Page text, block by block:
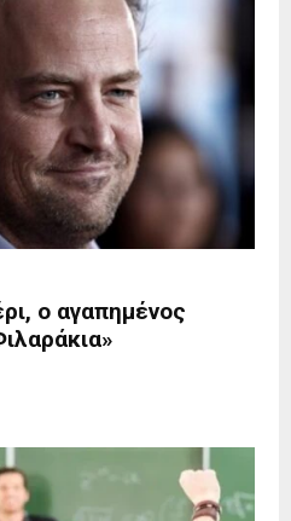
ο αγαπημένος